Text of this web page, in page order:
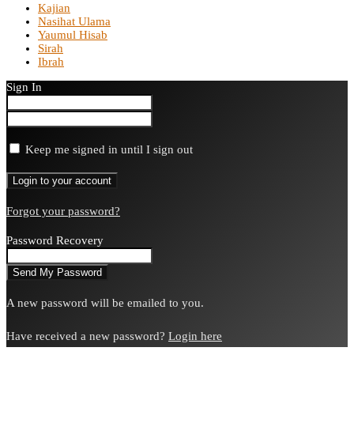
Kajian
Nasihat Ulama
Yaumul Hisab
Sirah
Ibrah
Sign In
Keep me signed in until I sign out
Forgot your password?
Password Recovery
A new password will be emailed to you.
Have received a new password? Login here